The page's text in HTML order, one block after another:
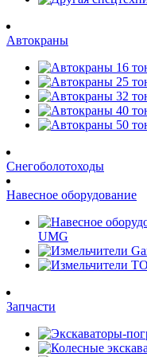
Автокраны
Снегоболотоходы
Навесное оборудование
UMG
Запчасти